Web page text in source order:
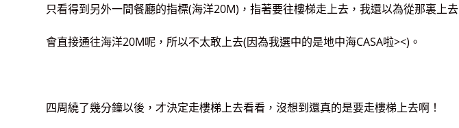
只看得到另外一間餐廳的指標(海洋20M)，指著要往樓梯走上去，我還以為從那裏上去
會直接通往海洋20M呢，所以不太敢上去(因為我選中的是地中海CASA啦><)。
四周繞了幾分鐘以後，才決定走樓梯上去看看，沒想到還真的是要走樓梯上去啊！